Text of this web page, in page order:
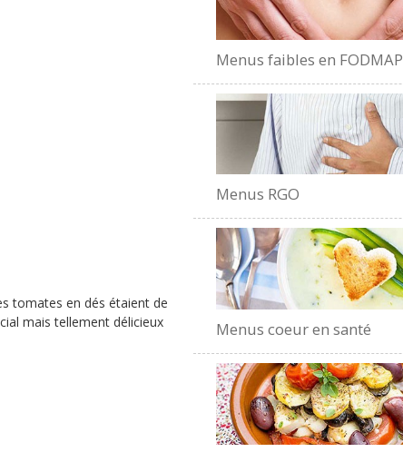
tomates en dés étaient de
mais tellement délicieux
Menus faibles en FODMAP
Menus RGO
Menus coeur en santé